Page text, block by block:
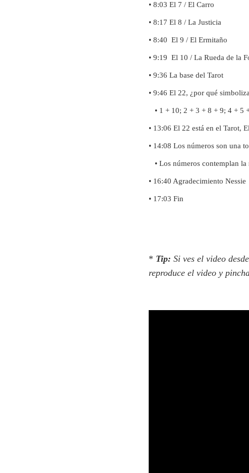
• 8:03 El 7 / El Carro
• 8:17 El 8 / La Justicia
• 8:40 El 9 / El Ermitaño
• 9:19 El 10 / La Rueda de la
• 9:36 La base del Tarot
• 9:46 El 22, ¿por qué
• 1 + 10; 2 + 3 + 8 + 9; 4 + 5
• 13:06 El 22 está en el Tarot,
• 14:08 Los números son una
• Los números contemplan la
• 16:40 Agradecimiento Nessie
• 17:03 Fin
* Tip: Si ves el video
reproduce el video y